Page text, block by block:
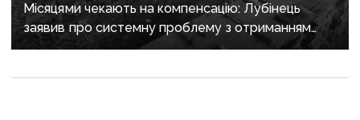
Місяцями чекають на компенсацію: Лубінець
заявив про системну проблему з отриманням
сертифікатів за зруйноване житло